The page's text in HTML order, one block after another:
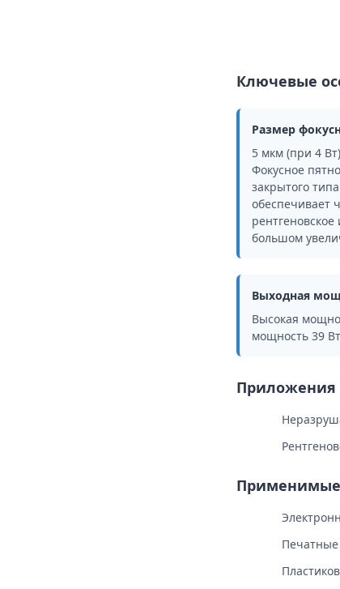
Ключевые
Размер
5 мкм (при 4 Вт)
Фокусное
закрытого
обеспечивает
большом
Выходная
Высокая
мощность 39
Приложения